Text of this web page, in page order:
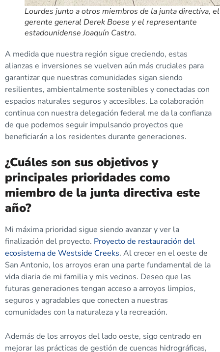
Lourdes junto a otros miembros de la junta directiva, el
gerente general Derek Boese y el representante
estadounidense Joaquín Castro.
A medida que nuestra región sigue creciendo, estas
alianzas e inversiones se vuelven aún más cruciales para
garantizar que nuestras comunidades sigan siendo
resilientes, ambientalmente sostenibles y conectadas con
espacios naturales seguros y accesibles. La colaboración
continua con nuestra delegación federal me da la confianza
de que podemos seguir impulsando proyectos que
beneficiarán a los residentes durante generaciones.
¿Cuáles son sus objetivos y
principales prioridades como
miembro de la junta directiva este
año?
Mi máxima prioridad sigue siendo avanzar y ver la
finalización del proyecto. Proyecto de restauración del
ecosistema de Westside Creeks. Al crecer en el oeste de
San Antonio, los arroyos eran una parte fundamental de la
vida diaria de mi familia y mis vecinos. Deseo que las
futuras generaciones tengan acceso a arroyos limpios,
seguros y agradables que conecten a nuestras
comunidades con la naturaleza y la recreación.
Además de los arroyos del lado oeste, sigo centrado en
mejorar las prácticas de gestión de cuencas hidrográficas,